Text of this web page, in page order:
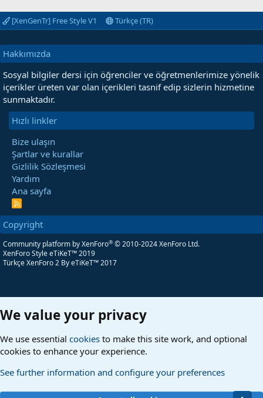
[XenGenTr] Free Style V1 Türkçe (TR)
Hakkımızda
Sosyal bilgiler dersi için öğrenciler ve öğretmenlerimize yönelik
içerikler üreten var olan içerikleri tasnif edip sizlerin hizmetine
sunmaktadır.
Hızlı linkler
Bize ulaşın
Şartlar ve kurallar
Gizlilik Sözleşmesi
Yardım
Ana sayfa
R
S
Copyright
Community platform by XenForo® © 2010-2024 XenForo Ltd.
XenForo Style eTiKeT™ 2019
Türkçe XenForo 2 By eTiKeT™ 2017
We value your privacy
We use essential cookies to make this site work, and optional
cookies to enhance your experience.
See further information and configure your preferences